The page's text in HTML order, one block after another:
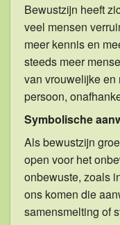
Bewustzijn heeft
veel mensen
meer kennis en
steeds meer
van vrouwelijke en
persoon,
Symbolische
Als bewustzijn
open voor het
onbewuste, zoals
ons komen die
samensmelting of